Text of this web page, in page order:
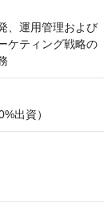
、運用管理および
ケティング戦略の
出資）